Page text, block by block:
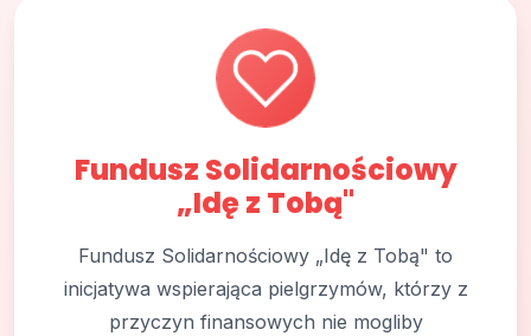
Fundusz Solidarnościowy
„Idę z Tobą"
Fundusz Solidarnościowy „Idę z Tobą" to
inicjatywa wspierająca pielgrzymów, którzy z
przyczyn finansowych nie mogliby